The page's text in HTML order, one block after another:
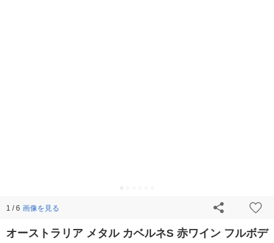
1 / 6 画像を見る
オーストラリア メタル カベルネS 赤ワイン フルボデ